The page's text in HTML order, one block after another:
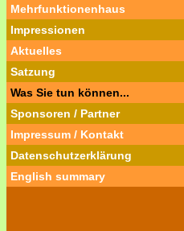
Mehrfunktionenhaus
Impressionen
Aktuelles
Satzung
Was Sie tun können...
Sponsoren / Partner
Impressum / Kontakt
Datenschutzerklärung
English summary